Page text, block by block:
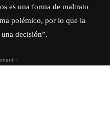
es una forma de maltrato
polémico, por lo que la
decisión”.
-